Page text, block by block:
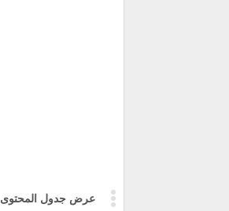
عرض جدول المحتوى